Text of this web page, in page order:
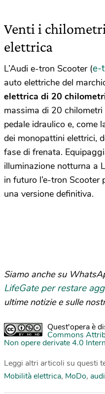
Venti i
elettrica
L’Audi e-tron Scooter (e-
auto elettriche del
elettrica di 20
massima di 20
pedale idraulico e, come
dei monopattini elettrici,
fase di frenata.
illuminazione notturna a
in futuro l’e-tron Scooter
una versione definitiva.
Siamo anche su
LifeGate per restare
ultime notizie e sulle
Quest'opera è
Commons
Non opere derivate 4.0
Leggi altri articoli su questi
Mobilità elettrica, MoDo, audi